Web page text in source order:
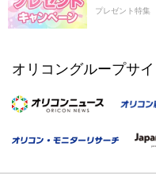
プレゼント特集
オリコングループサイ